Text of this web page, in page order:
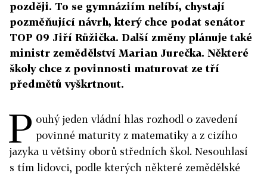
později. To se gymnáziím nelíbí, chystají
pozměňující návrh, který chce podat senátor
TOP 09 Jiří Růžička. Další změny plánuje také
ministr zemědělství Marian Jurečka. Některé
školy chce z povinnosti maturovat ze tří
předmětů vyškrtnout.
P ouhý jeden vládní hlas rozhodl o zavedení
povinné maturity z matematiky a z cizího
jazyka u většiny oborů středních škol. Nesouhlasí
s tím lidovci, podle kterých některé zemědělské